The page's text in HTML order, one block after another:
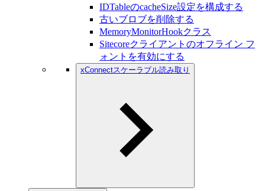
IDTableのcacheSize設定を構成する
古いブロブを削除する
MemoryMonitorHookクラス
Sitecoreクライアントのオフライン フ
ォントを有効にする
xConnectスケーラブル読み取り